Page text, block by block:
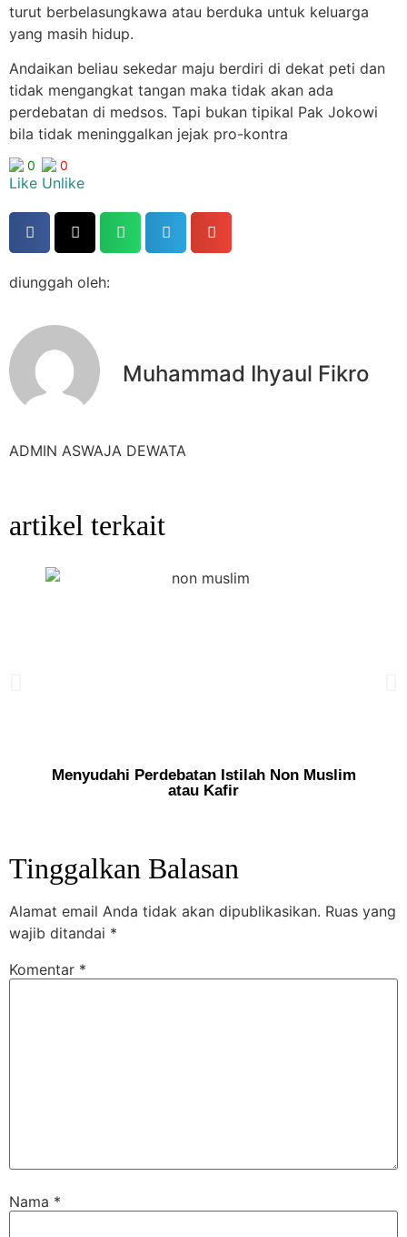
turut berbelasungkawa atau berduka untuk keluarga
yang masih hidup.
Andaikan beliau sekedar maju berdiri di dekat peti dan
tidak mengangkat tangan maka tidak akan ada
perdebatan di medsos. Tapi bukan tipikal Pak Jokowi
bila tidak meninggalkan jejak pro-kontra
0 0
diunggah oleh:
Muhammad Ihyaul Fikro
ADMIN ASWAJA DEWATA
artikel terkait
Menyudahi Perdebatan Istilah Non Muslim
atau Kafir
Tinggalkan Balasan
Alamat email Anda tidak akan dipublikasikan. Ruas yang
wajib ditandai *
Komentar *
Nama *